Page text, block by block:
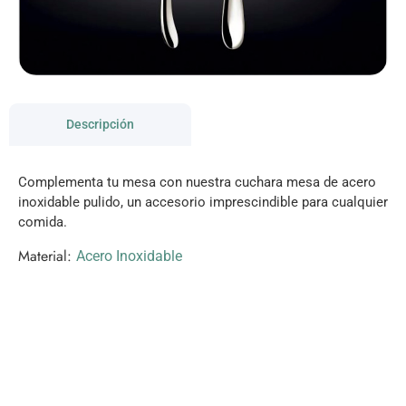
Descripción
Complementa tu mesa con nuestra cuchara mesa de acero
inoxidable pulido, un accesorio imprescindible para cualquier
comida.
Material: Acero Inoxidable